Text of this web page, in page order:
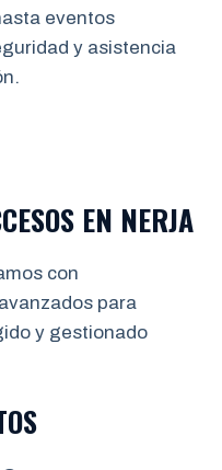
eventos
y asistencia
EN NERJA
con
avanzados para
y gestionado